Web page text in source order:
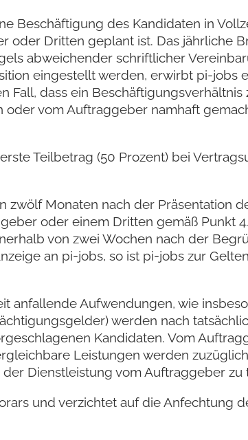
Beschäftigung des Kandidaten in
oder Dritten geplant ist. Das jährliche
abweichender schriftlicher
eingestellt werden, erwirbt pi-jobs
Fall, dass ein
vom Auftraggeber namhaft
Teilbetrag (50 Prozent) bei
zwölf Monaten nach der Präsentation
oder einem Dritten gemäß Punkt
von zwei Wochen nach der
an pi-jobs, so ist pi-jobs zur
anfallende Aufwendungen, wie
werden nach
Kandidaten. Vom
Leistungen werden
Dienstleistung vom Auftraggeber zu
und verzichtet auf die Anfechtung